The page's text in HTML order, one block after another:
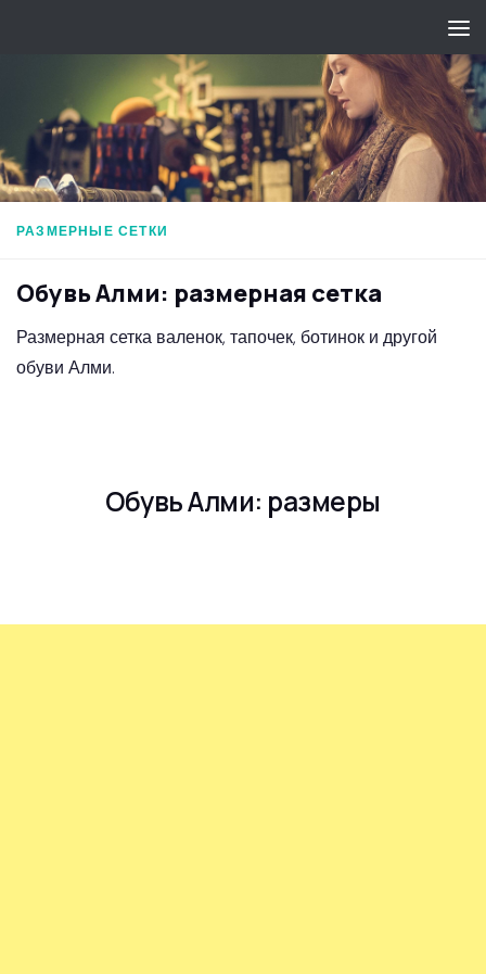
РАЗМЕРНЫЕ СЕТКИ
Обувь Алми: размерная сетка
Размерная сетка валенок, тапочек, ботинок и другой
обуви Алми.
Обувь Алми: размеры